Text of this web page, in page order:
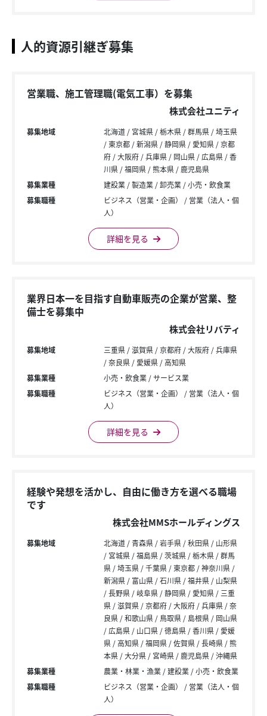
人的資源引継ぎ募集
営業職、施工管理職(電気工事）を募集
株式会社ユニティ
募集地域 北海道 宮城県 栃木県 群馬県
埼玉県
東京都
新潟県 静岡県 愛知県
京都
府
大阪府 兵庫県 岡山県 広島県
香
川県
福岡県 熊本県
鹿児島県
募集業種
建設業 製造業 卸売業
小売・飲食業
募集職種
ビジネス（営業・企画）
営業（法人・個
人）
詳細を見る
業界日本一を目指す自動車販売の企業が営業、整
備士を募集中
株式会社リバティ
募集地域 三重県 滋賀県 京都府 大阪府
兵庫県
奈良県
愛媛県
高知県
募集業種
小売・飲食業
サービス業
募集職種
ビジネス（営業・企画）
営業（法人・個
人）
詳細を見る
経験や発想を活かし、自由に働き方を選べる職場
です
株式会社MMSホールディングス
募集地域 北海道 青森県 岩手県 秋田県
山形県
宮城県
福島県 茨城県 栃木県
群馬
県
埼玉県 千葉県 東京都
神奈川県
新潟県
富山県 石川県 福井県
山梨県
長野県
岐阜県 静岡県 愛知県
三重
県
滋賀県 京都府 大阪府 兵庫県
奈
良県
和歌山県 鳥取県 島根県
岡山県
広島県
山口県 徳島県 香川県
愛媛
県
高知県 福岡県 佐賀県 長崎県
熊
本県
大分県 宮崎県 鹿児島県
沖縄県
募集業種
農業・林業・漁業 建設業
小売・飲食業
募集職種
ビジネス（営業・企画）
営業（法人・個
人）